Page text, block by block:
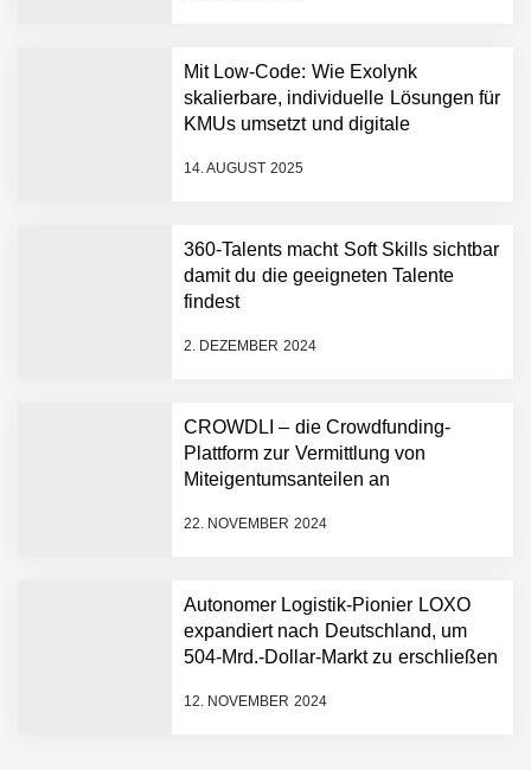
Mit Low-Code: Wie Exolynk
skalierbare, individuelle Lösungen für
KMUs umsetzt und digitale
14. AUGUST 2025
360-Talents macht Soft Skills sichtbar
damit du die geeigneten Talente
findest
2. DEZEMBER 2024
CROWDLI – die Crowdfunding-
Plattform zur Vermittlung von
Miteigentumsanteilen an
22. NOVEMBER 2024
Autonomer Logistik-Pionier LOXO
expandiert nach Deutschland, um
504-Mrd.-Dollar-Markt zu erschließen
12. NOVEMBER 2024
Christian Fehr von
c.technology
c.technology – Das digitale
Rückgrat der vernetzten
verbindet
Philippe Theis von Exolynk
skalierbare, individuelle
Lösungen für KMUs
umsetzt und digitale
Wertschöpfung schafft
storabble